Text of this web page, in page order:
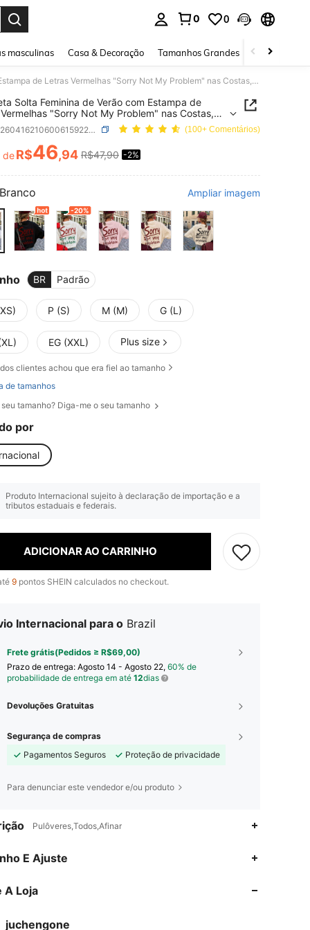
0 0
masculinas Casa & Decoração Tamanhos Grandes Joias e
Camiseta Solta Feminina de Verão com Estampa de Letras Vermelhas "Sorry Not My Problem" nas Costas, Top Solto Casual Branco com Slogan Y2K
Solta Feminina de Verão com Estampa de
"Sorry Not My Problem" nas Costas,
Casual Branco com Slogan Y2K
SKU: sz260416210600615922030 (100+ Comentários)
AND AVAILABILITY
deR$46,94 R$47,90 -2%
Branco Ampliar imagem
-20%
BR Padrão
P (S) M (M) G (L)
EG (XXL) Plus size
dos clientes achou que era fiel ao tamanho
de tamanhos
tamanho? Diga-me o seu tamanho
por
Produto Internacional sujeito à declaração de importação e a
tributos estaduais e federais.
ADICIONAR AO CARRINHO
9 pontos SHEIN calculados no checkout.
Internacional para o Brazil
Frete grátis(Pedidos ≥ R$69,00)
Prazo de entrega: Agosto 14 - Agosto 22, 60% de
probabilidade de entrega em até 12dias
Devoluções Gratuitas
Segurança de compras
Pagamentos Seguros
Proteção de privacidade
Para denunciar este vendedor e/ou produto
Pulôveres,Todos,Afinar
E Ajuste
A Loja
juchengone
4,70